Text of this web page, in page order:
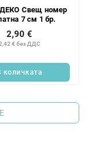
Свещ номер
7 см 1 бр.
€ без ДДС
2,90 €
количката